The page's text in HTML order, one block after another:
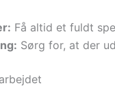
Få altid et fuldt
Sørg for, at der